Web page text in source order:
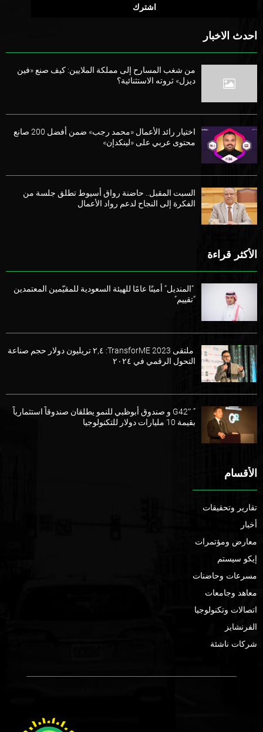
احدث الاخبار
من شغب المسارح إلى مملكة الملايين: كيف صنع «فين
ديزل» ثروته الاستثنائية؟
اختيار رائد الأعمال «محمد رجب» ضمن أفضل 200 صانع
محتوى عربي على «لينكدإن»
السبت المقبل.. حاضنة رواق أسيوط تطلق جلسة من
الفكرة إلى النجاح لدعم رواد الأعمال
الأكثر قراءة
“المنديل” أمينًا عامًا للهيئة السعودية للمقيّمين المعتمدين
“تقييم”
ملتقى TransforME 2023: ٢,٤ تريليون دولار حجم صناعة
التحول الرقمي في ٢٠٢٤
” G42″ و صندوق أبوظبي للنمو يطلقان صندوقاً استثمارياً
بقيمة 10 مليارات دولار للتكنولوجيا
الأقسام
تقارير وتحقيقات
أخبار
معارض ومؤتمرات
إيكو سيستم
مسرعات وحاضنات
معاهد وجامعات
اتصالات وتكنولوجيا
الفرنشايز
شركات ناشئة